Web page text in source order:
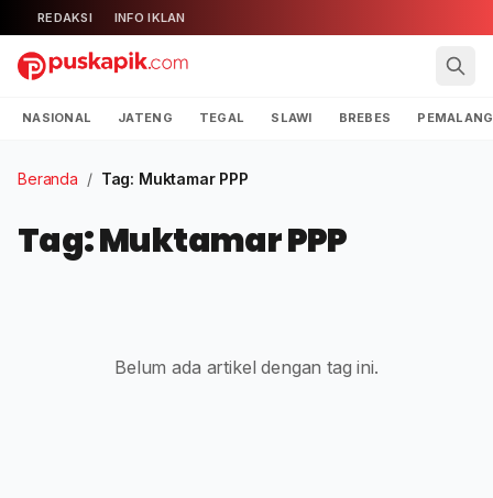
REDAKSI INFO IKLAN
NASIONAL JATENG TEGAL SLAWI BREBES PEMALANG
Beranda / Tag: Muktamar PPP
Tag: Muktamar PPP
Belum ada artikel dengan tag ini.